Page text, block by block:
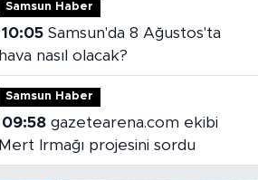
Samsun Haber
10:05Samsun'da 8 Ağustos'ta
hava nasıl olacak?
Samsun Haber
09:58gazetearena.com ekibi
Mert Irmağı projesini sordu